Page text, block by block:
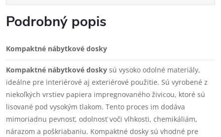
Podrobný popis
Kompaktné nábytkové dosky
Kompaktné nábytkové dosky sú vysoko odolné materiály,
ideálne pre interiérové aj exteriérové použitie. Sú vyrobené z
niekoľkých vrstiev papiera impregnovaného živicou, ktoré sú
lisované pod vysokým tlakom. Tento proces im dodáva
mimoriadnu pevnosť, odolnosť voči vlhkosti, chemikáliám,
nárazom a poškriabaniu. Kompaktné dosky sú vhodné pre